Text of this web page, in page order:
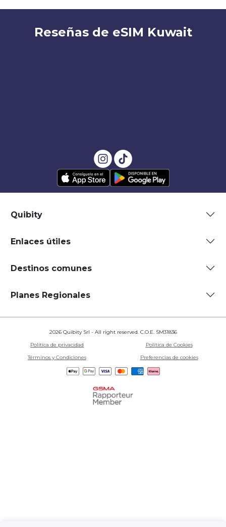
Reseñas de eSIM Kuwait
Quibity
Enlaces útiles
Destinos comunes
Planes Regionales
2026 Quibity Srl - All right reserved. C.O.E. SM31836
Política de privacidad
Política de Cookies
Términos y Condiciones
Preferencias de cookies